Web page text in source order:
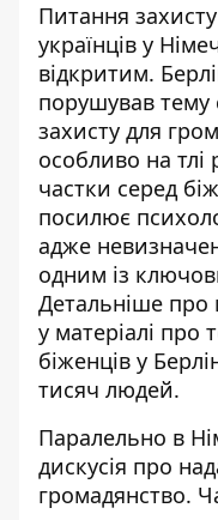
Питання
українців у
відкритим.
порушував тему
захисту для
особливо на тлі
частки серед
посилює
адже
одним із
Детальніше про
у матеріалі про
біженців у
тисяч людей.
Паралельно в
дискусія про
громадянство.